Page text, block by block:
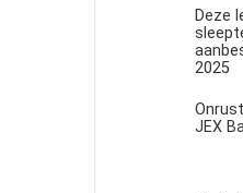
Deze
2025
JEX